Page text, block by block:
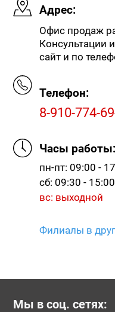
Адрес:
Офис продаж
Консультации
сайт и по
Телефон:
8-910-774-
Часы работы:
пн-пт: 09:00 -
сб: 09:30 - 15:00
вс: выходной
Филиалы в
Мы в соц. сетях: